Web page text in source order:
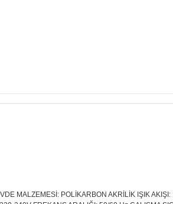
MALZEMESİ: POLİKARBON AKRİLİK IŞIK